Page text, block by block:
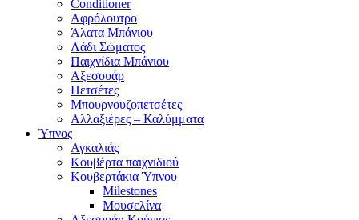
Conditioner
Αφρόλουτρο
Άλατα Μπάνιου
Λάδι Σώματος
Παιχνίδια Μπάνιου
Αξεσουάρ
Πετσέτες
Μπουρνουζοπετσέτες
Αλλαξιέρες – Καλύμματα
Ύπνος
Αγκαλιάς
Κουβέρτα παιχνιδιού
Κουβερτάκια Ύπνου
Milestones
Μουσελίνα